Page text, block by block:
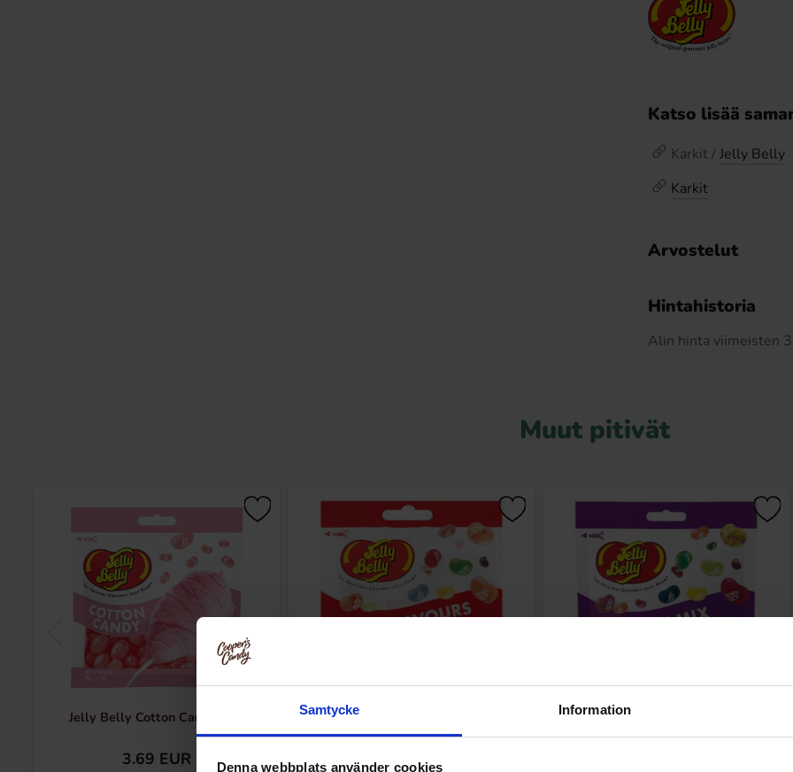
Samtycke Information
Denna webbplats använder cookies
Katso lisää
Karkit / Jelly Belly
Karkit
Arvostelut
Hintahistoria
Alin hinta viimeisten
Muut pitivät
Jelly Belly Cotton Candy 70g
3.69 EUR
Jelly Belly 20 Flavours 70g
3.69 EUR
Jelly Belly Fruit Mix 70g